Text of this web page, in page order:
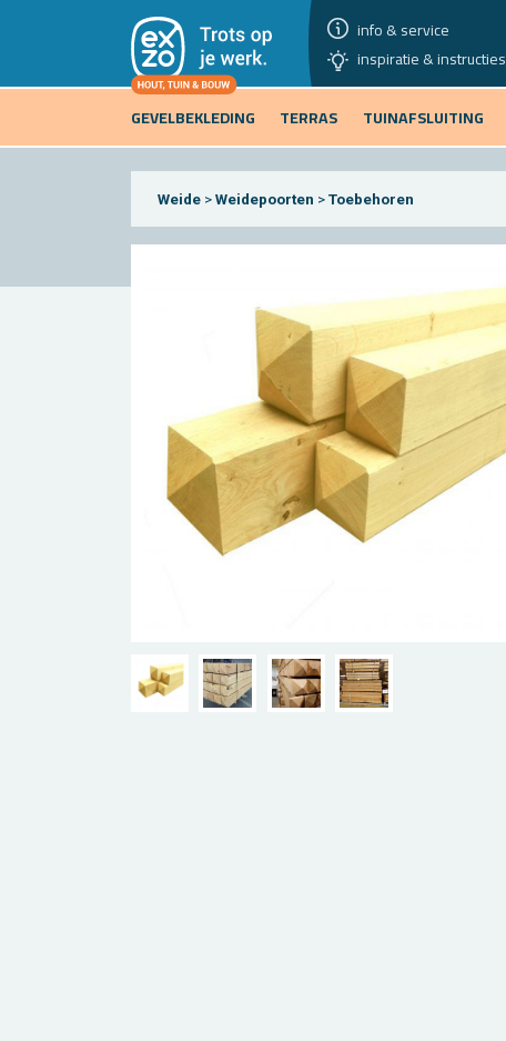
info & service
inspiratie & instructies
GEVELBEKLEDING
TERRAS TUINAFSLUITING
Weide >Weidepoorten >Toebehoren